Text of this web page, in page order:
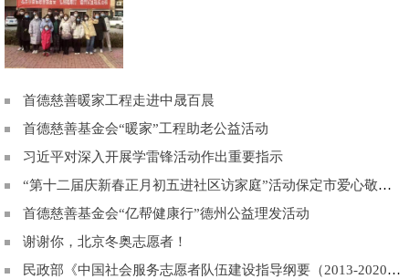
首德慈善暖家工程走进中晟百晨
首德慈善基金会“暖家”工程助老公益活动
习近平对深入开展学雷锋活动作出重要指示
“第十二届庆新春正月初五进社区访家庭”活动保定市爱心敬老协会为“光荣在党50年”老党员送祝福!
首德慈善基金会“亿帮健康行”德州公益理发活动
谢谢你，北京冬奥志愿者！
民政部《中国社会服务志愿者队伍建设指导纲要（2013-2020年）》